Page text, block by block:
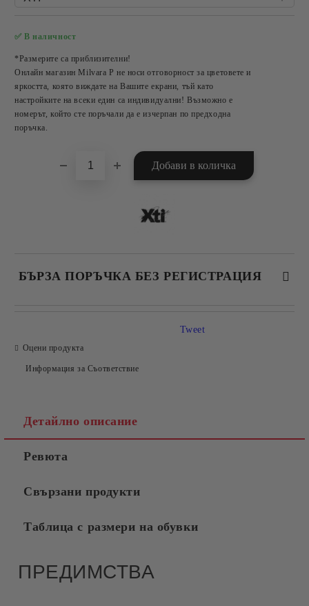
✅ В наличност
*Размерите са приблизителни!
Онлайн магазин Milvara P не носи отговорност за цветовете и
яркостта, която виждате на Вашите екрани, тъй като
настройките на всеки един са индивидуални! Възможно е
номерът, който сте поръчали да е изчерпан по предходна
поръчка.
БЪРЗА ПОРЪЧКА БЕЗ РЕГИСТРАЦИЯ
Оцени продукта
Информация за Съответствие
Tweet
Детайлно описание
Ревюта
Свързани продукти
Таблица с размери на обувки
ПРЕДИМСТВА